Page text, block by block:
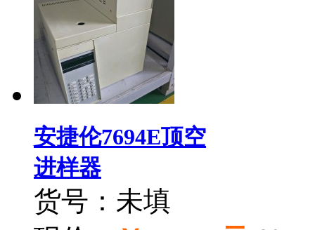
安捷伦7694E顶空
进样器
货号：未填